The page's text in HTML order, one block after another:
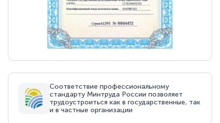
Соответствие профессиональному
стандарту Минтруда России позволяет
трудоустроиться как в государственные, так
и в частные организации